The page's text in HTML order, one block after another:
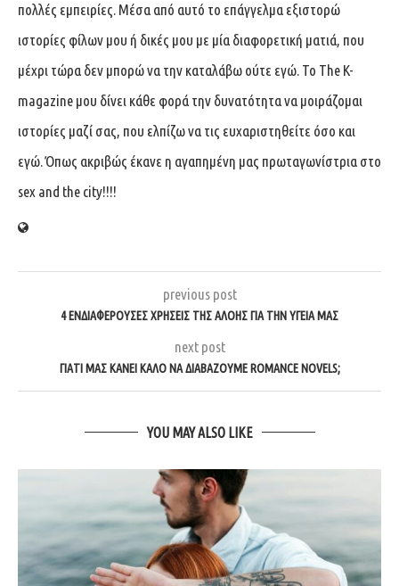
πολλές εμπειρίες. Μέσα από αυτό το επάγγελμα εξιστορώ
ιστορίες φίλων μου ή δικές μου με μία διαφορετική ματιά, που
μέχρι τώρα δεν μπορώ να την καταλάβω ούτε εγώ. Το The K-
magazine μου δίνει κάθε φορά την δυνατότητα να μοιράζομαι
ιστορίες μαζί σας, που ελπίζω να τις ευχαριστηθείτε όσο και
εγώ. Όπως ακριβώς έκανε η αγαπημένη μας πρωταγωνίστρια στο
sex and the city!!!!
previous post
4 ΕΝΔΙΑΦΕΡΟΥΣΕΣ ΧΡΗΣΕΙΣ ΤΗΣ ΑΛΟΗΣ ΓΙΑ ΤΗΝ ΥΓΕΙΑ ΜΑΣ
next post
ΓΙΑΤΙ ΜΑΣ ΚΑΝΕΙ ΚΑΛΟ ΝΑ ΔΙΑΒΑΖΟΥΜΕ ROMANCE NOVELS;
YOU MAY ALSO LIKE